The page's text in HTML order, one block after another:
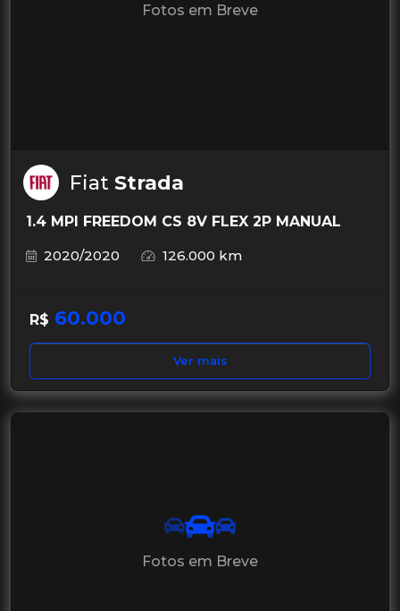
Fotos em Breve
Fiat Strada
1.4 MPI FREEDOM CS 8V FLEX 2P MANUAL
2020/2020
126.000 km
R$ 60.000
Ver mais
Fotos em Breve